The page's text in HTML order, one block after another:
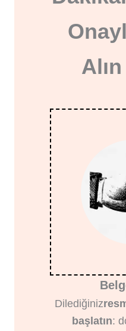
Alın
Dilediğiniz
başlatın: